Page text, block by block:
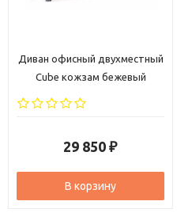
Диван офисный двухместный
Cube кожзам бежевый
29 850 ₽
В корзину